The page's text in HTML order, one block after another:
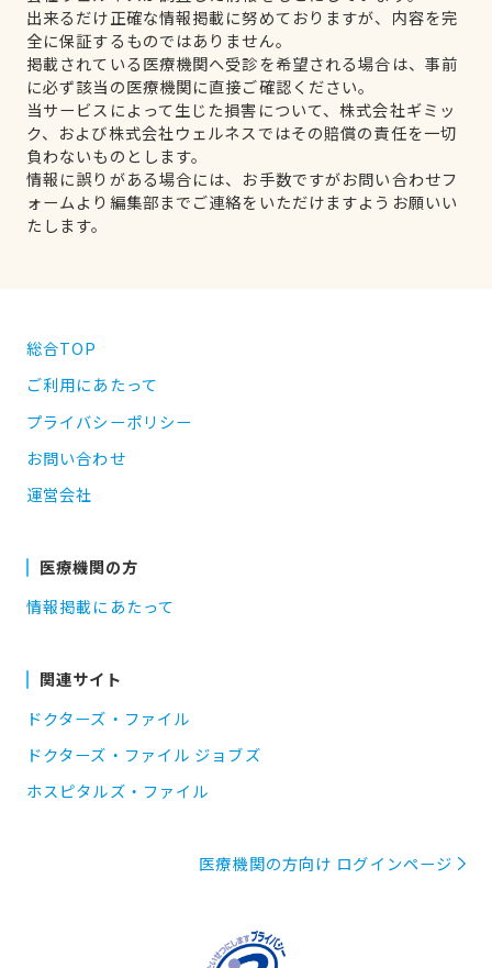
出来るだけ正確な情報掲載に努めておりますが、内容を完
全に保証するものではありません。
掲載されている医療機関へ受診を希望される場合は、事前
に必ず該当の医療機関に直接ご確認ください。
当サービスによって生じた損害について、株式会社ギミッ
ク、および株式会社ウェルネスではその賠償の責任を一切
負わないものとします。
情報に誤りがある場合には、お手数ですがお問い合わせフ
ォームより編集部までご連絡をいただけますようお願いい
たします。
総合TOP
ご利用にあたって
プライバシーポリシー
お問い合わせ
運営会社
医療機関の方
情報掲載にあたって
関連サイト
ドクターズ・ファイル
ドクターズ・ファイル ジョブズ
ホスピタルズ・ファイル
医療機関の方向け ログインページ